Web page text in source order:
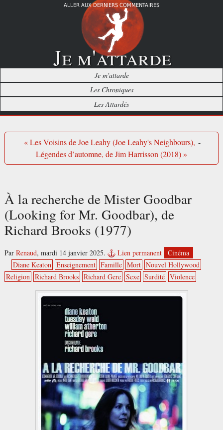
ALLER AUX DERNIERS COMMENTAIRES
Je m'attarde
Je m'attarde
Les Chroniques
Les Attardés
« Les Voisins de Joe Leahy (Joe Leahy's Neighbours), -
Légendes d’automne, de Jim Harrisson (2018) »
À la recherche de Mister Goodbar
(Looking for Mr. Goodbar), de
Richard Brooks (1977)
Par Renaud, mardi 14 janvier 2025. Lien permanent
Cinéma
Diane Keaton Enseignement Famille Mort Nouvel Hollywood
Religion Richard Brooks Richard Gere Sexe Surdité Violence